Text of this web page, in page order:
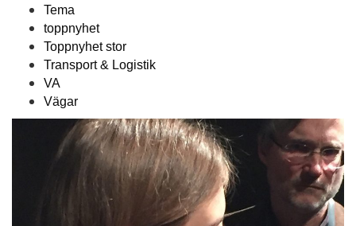
Tema
toppnyhet
Toppnyhet stor
Transport & Logistik
VA
Vägar